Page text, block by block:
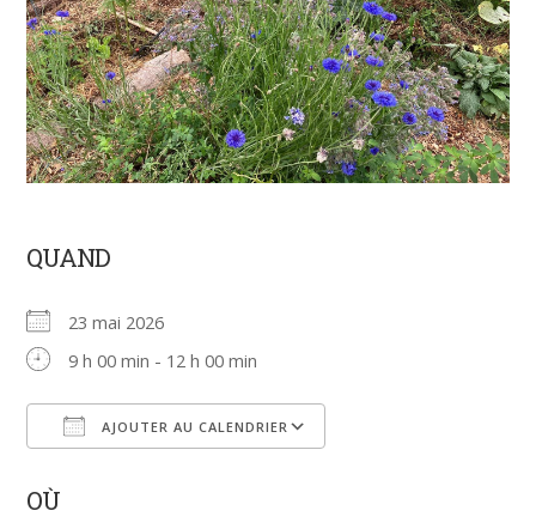
QUAND
23 mai 2026
9 h 00 min - 12 h 00 min
AJOUTER AU CALENDRIER
OÙ